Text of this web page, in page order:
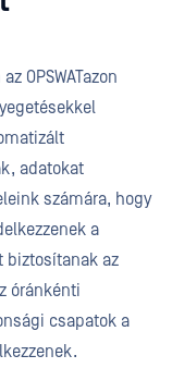
OPSWATazon
adatokat
számára, hogy
a
biztosítanak az
óránkénti
csapatok a